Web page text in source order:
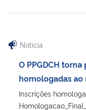
Notícia
O PPGDCH
homologadas
Inscrições